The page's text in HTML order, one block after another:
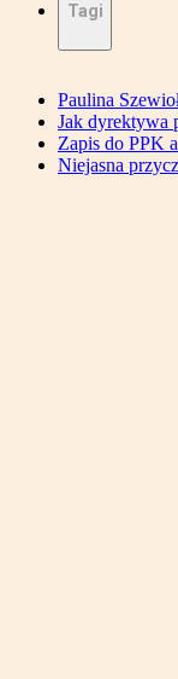
Tagi
Paulina
Jak dyrektywa
Zapis do PPK
Niejasna